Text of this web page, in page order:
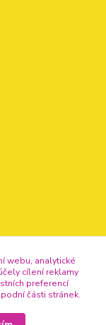
webu, analytické
cílení reklamy
preferencí
části stránek.